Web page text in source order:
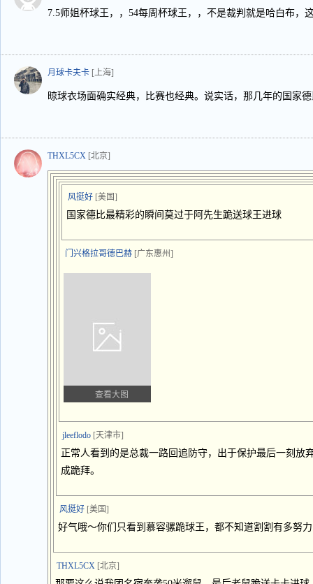
7.5师姐杯球王，，54每周杯球王，，不是裁判就是哈白布，
月球卡夫卡 [上海]
晾球衣场面确实经典，比赛也经典。说实话，那几年的国家
THXL5CX [北京]
风挺好 [美国]
国家德比最精彩的瞬间莫过于阿先生跪送球王进球
门兴格拉哥德巴赫 [广东惠州]
查看大图
jleeflodo [天津市]
正常人看到的是总裁一路回追防守，出于保护最后一刻放
成跪拜。
风挺好 [美国]
好气哦～你们只看到慕容骡跪球王，都不知道割割有多努力
THXL5CX [北京]